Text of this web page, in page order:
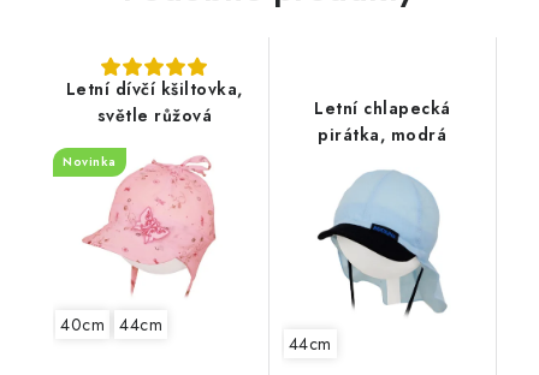
Letní dívčí kšiltovka,
světle růžová
Novinka
40cm 44cm
Letní chlapecká
pirátka, modrá
44cm